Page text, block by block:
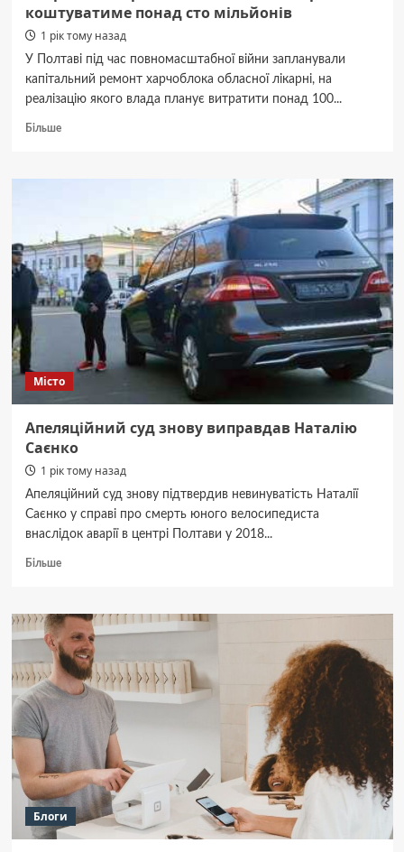
коштуватиме понад сто мільйонів
1 рік тому назад
У Полтаві під час повномасштабної війни запланували
капітальний ремонт харчоблока обласної лікарні, на
реалізацію якого влада планує витратити понад 100...
БільшеДокладніше
харчоблока
коштуватиме
понад
сто
мільйонів
Місто
Апеляційний суд знову виправдав Наталію
Саєнко
1 рік тому назад
Апеляційний суд знову підтвердив невинуватість Наталії
Саєнко у справі про смерть юного велосипедиста
внаслідок аварії в центрі Полтави у 2018...
БільшеДокладніше
суд
знову
виправдав
Наталію
Саєнко
Блоги